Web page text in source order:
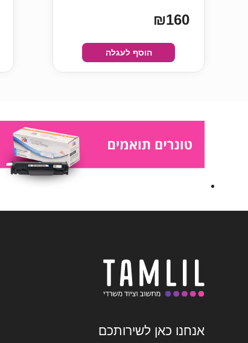
₪160
הוסף לעגלה
אנחנו כאן לשירותכם